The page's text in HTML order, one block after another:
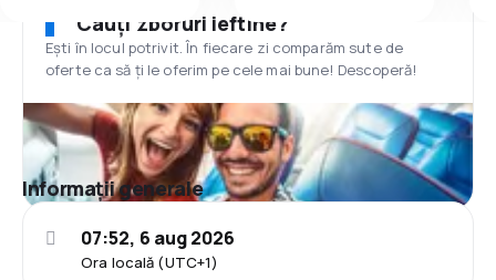
Cauți zboruri ieftine?
Ești în locul potrivit. În fiecare zi comparăm sute de
oferte ca să ți le oferim pe cele mai bune! Descoperă!
Informații generale
Ora locală (UTC+1)
07:52, 6 aug 2026